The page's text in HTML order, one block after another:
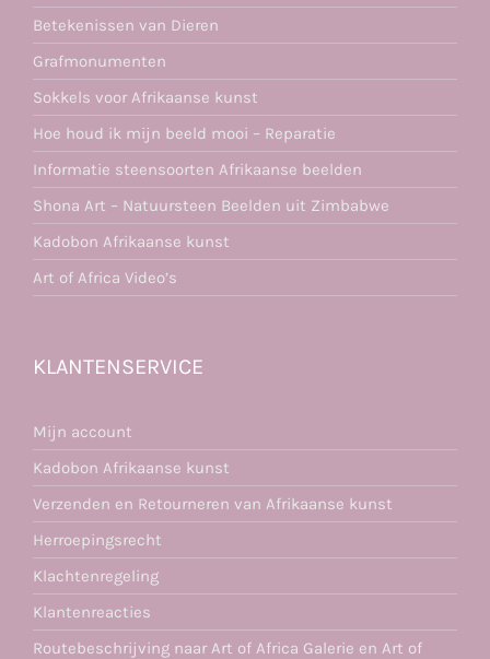
Betekenissen van Dieren
Grafmonumenten
Sokkels voor Afrikaanse kunst
Hoe houd ik mijn beeld mooi – Reparatie
Informatie steensoorten Afrikaanse beelden
Shona Art – Natuursteen Beelden uit Zimbabwe
Kadobon Afrikaanse kunst
Art of Africa Video’s
KLANTENSERVICE
Mijn account
Kadobon Afrikaanse kunst
Verzenden en Retourneren van Afrikaanse kunst
Herroepingsrecht
Klachtenregeling
Klantenreacties
Routebeschrijving naar Art of Africa Galerie en Art of